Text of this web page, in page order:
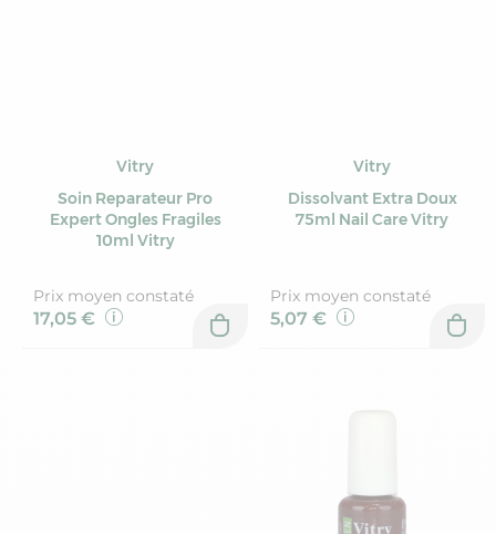
Vitry
Soin Reparateur Pro
Expert Ongles Fragiles
10ml Vitry
Prix moyen constaté
17,05 €
Vitry
Dissolvant Extra Doux
75ml Nail Care Vitry
Prix moyen constaté
5,07 €